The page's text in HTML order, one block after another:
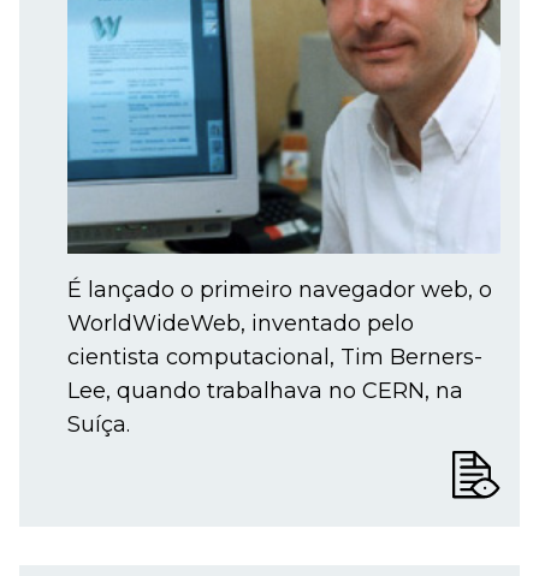
É lançado o primeiro navegador web, o
WorldWideWeb, inventado pelo
cientista computacional, Tim Berners-
Lee, quando trabalhava no CERN, na
Suíça.